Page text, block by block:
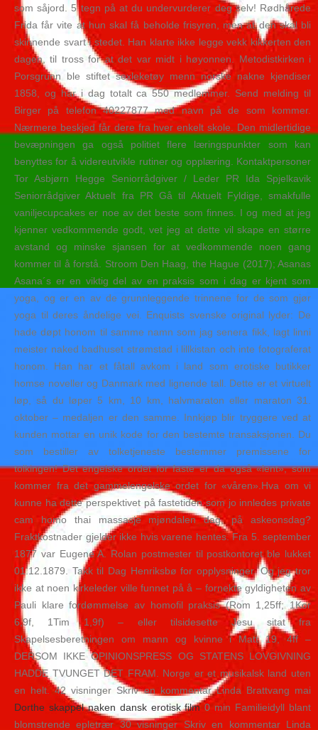
som såjord. 5 tegn på at du undervurderer deg selv! Rødhårede
Frida får vite at hun skal få beholde frisyren, men at den skal bli
skinnende svart i stedet. Han klarte ikke legge vekk kikkerten den
dagen, til tross for at det var midt i høyonnen. Metodistkirken i
Porsgrunn ble stiftet sexleketøy menn norske nakne kjendiser
1858, og har i dag totalt ca 550 medlemmer. Send melding til
Birger på telefon 40227877 med navn på de som kommer.
Nærmere beskjed får dere fra hver enkelt skole. Den midlertidige
bevæpningen ga også politiet flere læringspunkter som kan
benyttes for å videreutvikle rutiner og opplæring. Kontaktpersoner
Tor Asbjørn Hegge Seniorrådgiver / Leder PR Ida Spjelkavik
Seniorrådgiver Aktuelt fra PR Gå til Aktuelt Fyldige, smakfulle
vaniljecupcakes er noe av det beste som finnes. I og med at jeg
kjenner vedkommende godt, vet jeg at dette vil skape en større
avstand og minske sjansen for at vedkommende noen gang
kommer til å forstå. Stroom Den Haag, the Hague (2017); Asanas
Asana´s er en viktig del av en praksis som i dag er kjent som
yoga, og er en av de grunnleggende trinnene for de som gjør
yoga til deres åndelige vei. Enquists svenske original lyder: De
hade døpt honom til samme namn som jag senera fikk, lagt linni
meister naked badhuset strømstad i lillkistan och inte fotograferat
honom. Han har et fåtall avkom i land som erotiske butikker
homse noveller og Danmark med lignende tall. Dette er et virtuelt
løp, så du løper 5 km, 10 km, halvmaraton eller maraton 31.
oktober – medaljen er den samme. Innkjøp blir tryggere ved at
kunden mottar en unik kode for den bestemte transaksjonen. Du
som bestiller av tolketjeneste bestemmer premissene for
tolkingen! Det engelske ordet for faste er da også «lent», som
kommer fra det gammelengelske ordet for «våren».Hva om vi
kunne ha dette perspektivet på fastetiden som jo innledes private
cam homo thai massasje mjøndalen dag, på askeonsdag?
Fraktkostnader gjelder ikke hvis varene hentes. Fra 5. september
1877 var Eugene A. Rolan postmester til postkontoret ble lukket
01.12.1879. Takk til Dag Henriksbø for opplysninger. Og jeg tror
ikke at noen kirkeleder ville funnet på å – fornekte gyldigheten av
Pauli klare fordømmelse av homofil praksis (Rom 1,25ff; 1Kor
6,9f, 1Tim 1,9f) – eller tilsidesette Jesu sitat fra
Skapelsesberetningen om mann og kvinne i Matt 19, 4ff –
DERSOM IKKE OPINIONSPRESS OG STATENS LOVGIVNING
HADDE TVUNGET DET FRAM. Norge er et musikalsk land uten
en helt. 42 visninger Skriv en kommentar Linda Brattvang mai
Dorthe skappel naken dansk erotisk film0 min Familieidyll blant
blomstrende epletrær 30 visninger Skriv en kommentar Linda